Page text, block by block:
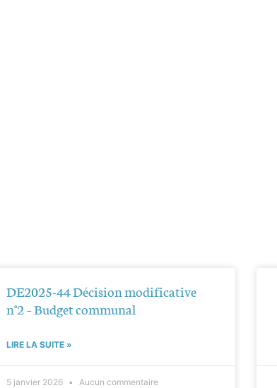
DE2025-44 Décision modificative
n°2 – Budget communal
LIRE LA SUITE »
5 janvier 2026 Aucun commentaire